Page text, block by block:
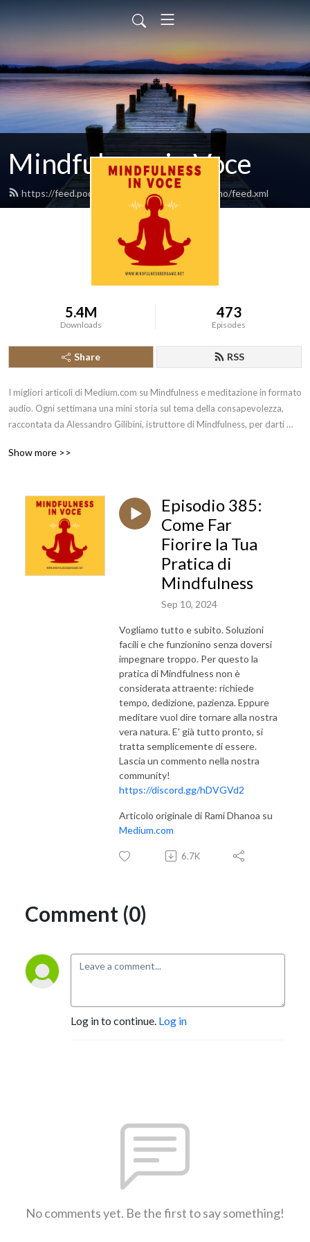
Mindfulness in Voce
https://feed.podbean.com/mindfulnessbergamo/feed.xml
5.4M
Downloads
473
Episodes
Share RSS
I migliori articoli di Medium.com su Mindfulness e meditazione in formato
audio. Ogni settimana una mini storia sul tema della consapevolezza,
raccontata da Alessandro Gilibini, istruttore di Mindfulness, per darti
Il tutto con un occhio all’antica tradizione buddista e ai recenti sviluppi
ha avuto una crescente diffusione in Occidente, anche grazie alla
psicologia, in particolare per la riduzione dello stress (MBSR -
Mindfulness Based Stress Reduction) e la gestione delle emozioni. Per
interagire con domande, commenti o suggerimenti puoi lasciare un
messaggio vocale all’indirizzo https://gopod.it/messaggio
Show more >>
Episodio 385:
Come Far
Fiorire la Tua
Pratica di
Mindfulness
Sep 10, 2024
Vogliamo tutto e subito. Soluzioni
facili e che funzionino senza doversi
impegnare troppo. Per questo la
pratica di Mindfulness non è
considerata attraente: richiede
tempo, dedizione, pazienza. Eppure
meditare vuol dire tornare alla nostra
vera natura. E' già tutto pronto, si
tratta semplicemente di essere.
Lascia un commento nella nostra
community!
https://discord.gg/hDVGVd2
Articolo originale di Rami Dhanoa su
Medium.com
6.7K
Comment (0)
Log in to continue. Log in
No comments yet. Be the first to say something!